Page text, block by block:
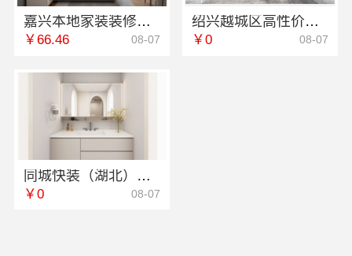
嘉兴本地家装装修定制服务性价比高-嘉兴美派建材科技
￥66.46 08-07
绍兴越城区高性价比家装 绍兴卓鑫装饰材料有限公司环保材料
￥0 08-07
同城快装（湖北）科技有限公司：快住快装靠谱吗省心全程托管
￥0 08-07